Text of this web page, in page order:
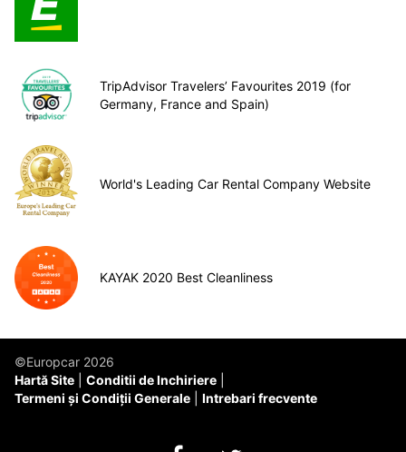
TripAdvisor Travelers’ Favourites 2019 (for
Germany, France and Spain)
World's Leading Car Rental Company Website
KAYAK 2020 Best Cleanliness
©Europcar 2026
Hartă Site
Conditii de Inchiriere
Termeni și Condiții Generale
Intrebari frecvente